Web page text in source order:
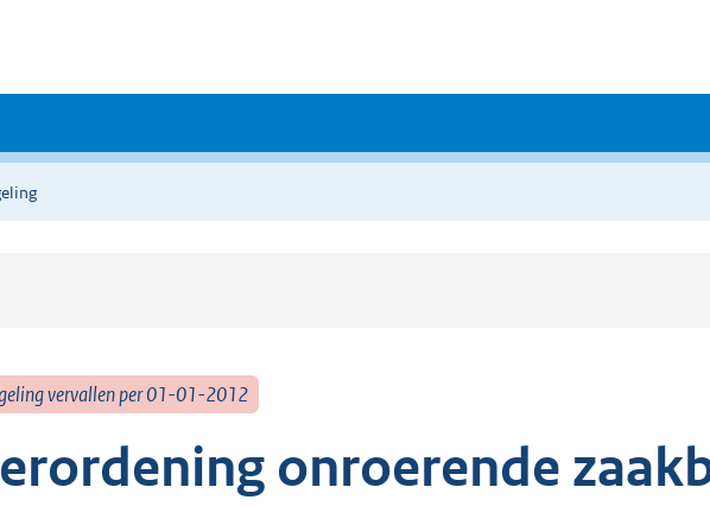
vervallen per 01-01-2012
onroerende